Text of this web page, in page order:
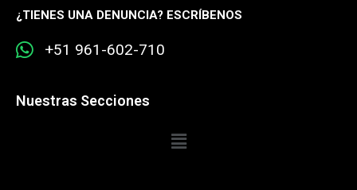
¿TIENES UNA DENUNCIA? ESCRÍBENOS
+51 961-602-710
Nuestras Secciones